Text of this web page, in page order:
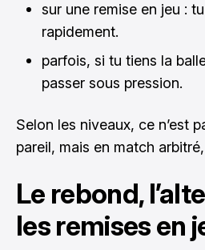
sur une remise en jeu :
rapidement.
parfois, si tu tiens la
passer sous pression.
Selon les niveaux, ce n’est
pareil, mais en match
Le rebond,
les remises en